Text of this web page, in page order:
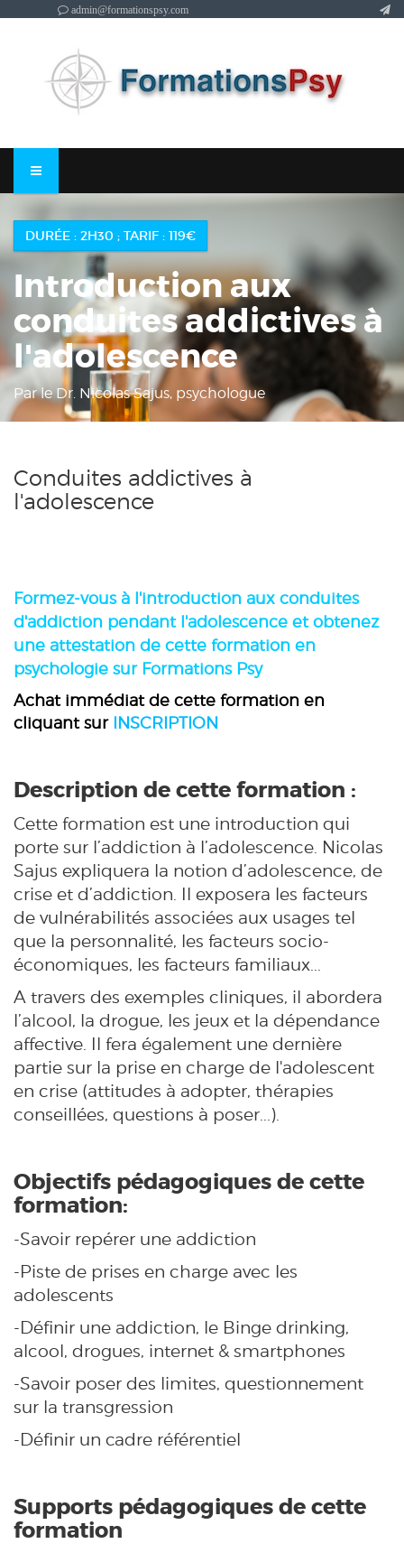
admin@formationspsy.com
DURÉE : 2H30 ; TARIF : 119€
Introduction aux
conduites addictives à
l'adolescence
Par le Dr. Nicolas Sajus, psychologue
Conduites addictives à
l'adolescence
Formez-vous à l'introduction aux conduites
d'addiction pendant l'adolescence et obtenez
une attestation de cette formation en
psychologie sur Formations Psy
Achat immédiat de cette formation en
cliquant sur INSCRIPTION
Description de cette formation :
Cette formation est une introduction qui
porte sur l’addiction à l’adolescence. Nicolas
Sajus expliquera la notion d’adolescence, de
crise et d’addiction. Il exposera les facteurs
de vulnérabilités associées aux usages tel
que la personnalité, les facteurs socio-
économiques, les facteurs familiaux...
A travers des exemples cliniques, il abordera
l’alcool, la drogue, les jeux et la dépendance
affective. Il fera également une dernière
partie sur la prise en charge de l'adolescent
en crise (attitudes à adopter, thérapies
conseillées, questions à poser...).
Objectifs pédagogiques de cette
formation:
-Savoir repérer une addiction
-Piste de prises en charge avec les
adolescents
-Définir une addiction, le Binge drinking,
alcool, drogues, internet & smartphones
-Savoir poser des limites, questionnement
sur la transgression
-Définir un cadre référentiel
Supports pédagogiques de cette
formation